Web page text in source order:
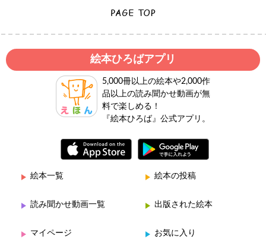
絵本ひろばアプリ
5,000冊以上の絵本や2,000作
品以上の読み聞かせ動画が無
料で楽しめる！
『絵本ひろば』公式アプリ。
絵本一覧 絵本の投稿
読み聞かせ動画一覧 出版された絵本
マイページ お気に入り